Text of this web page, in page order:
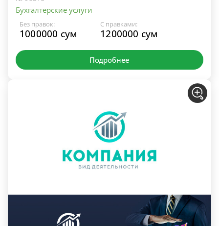
Бухгалтерские услуги
Без правок:
1000000 сум
С правками:
1200000 сум
Подробнее